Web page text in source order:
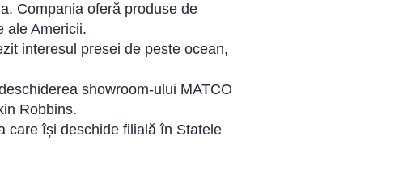
Compania oferă produse de
ale Americii.
interesul presei de peste ocean,
showroom-ului MATCO
Robbins.
care își deschide filială în Statele